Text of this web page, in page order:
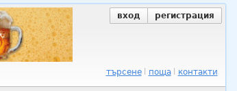
вход регистрация
търсене поща контакти